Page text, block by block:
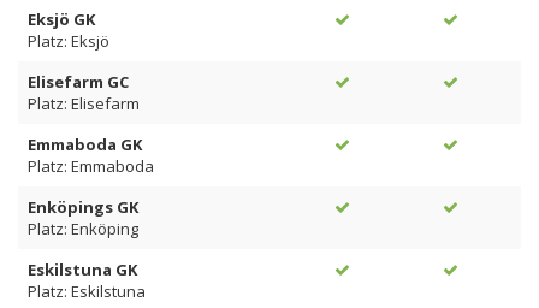
Eksjö GK
Platz: Eksjö
Elisefarm GC
Platz: Elisefarm
Emmaboda GK
Platz: Emmaboda
Enköpings GK
Platz: Enköping
Eskilstuna GK
Platz: Eskilstuna